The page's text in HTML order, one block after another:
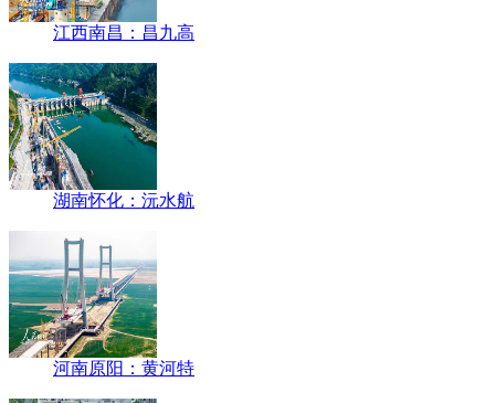
江西南昌：昌九高
湖南怀化：沅水航
河南原阳：黄河特